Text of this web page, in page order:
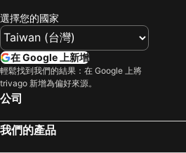
首都大飯店 - 松山館
Formosa 101 Taipei Main Branch
台北西門窩
Just Palace
Walker Hotel - Sanchong
承億文旅淡水吹風
基隆廟口夜市
台北小巨蛋
Taipei 101
南港站覽館
士林夜市
拉拉山
九族
選擇您的國家
在 Google 上新增
輕鬆找到我們的結果：在 Google 上將
trivago 新增為偏好來源。
公司
我們的產品